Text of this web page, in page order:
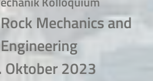
Mechanics and
2023